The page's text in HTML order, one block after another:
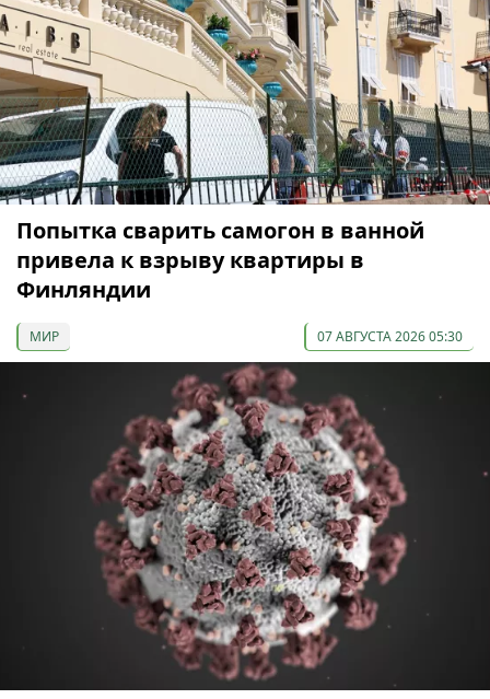
Попытка сварить самогон в ванной
привела к взрыву квартиры в
Финляндии
МИР 07 АВГУСТА 2026 05:30